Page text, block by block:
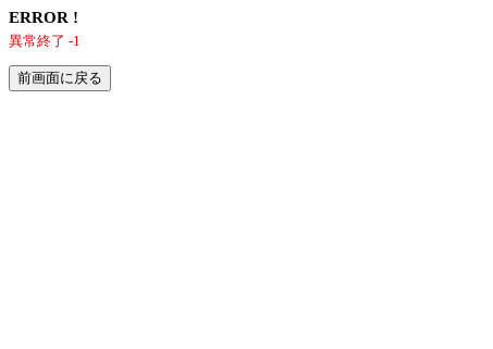
ERROR !
異常終了 -1